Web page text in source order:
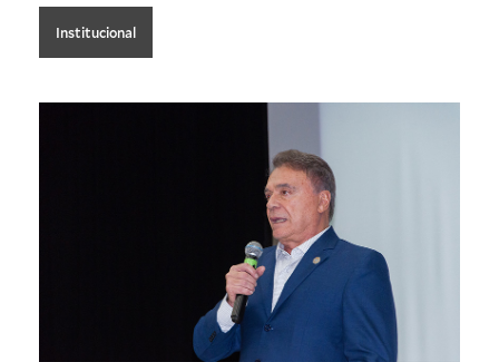
Institucional